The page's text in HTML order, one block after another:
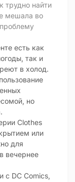
трудно найти
мешала во
есть как
так и
в холод.
но
Clothes
или
для
вечернее
с DC Comics,